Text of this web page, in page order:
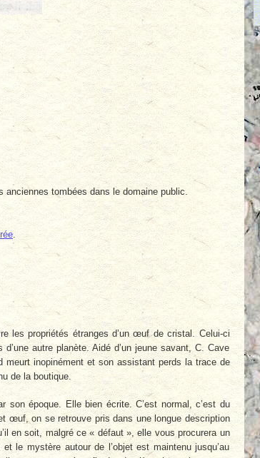
tombées dans le domaine public.
.
les propriétés étranges d’un œuf de cristal. Celui-ci
autre planète. Aidé d’un jeune savant, C. Cave
inopinément et son assistant perds la trace de
de la boutique.
époque. Elle bien écrite. C’est normal, c’est du
œuf, on se retrouve pris dans une longue description
en soit, malgré ce « défaut », elle vous procurera un
le mystère autour de l’objet est maintenu jusqu’au